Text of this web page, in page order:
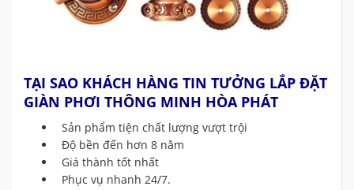
TẠI SAO KHÁCH HÀNG TIN TƯỞNG LẮP ĐẶT
GIÀN PHƠI THÔNG MINH HÒA PHÁT
Sản phẩm tiện chất lượng vượt trội
Độ bền đến hơn 8 năm
Giá thành tốt nhất
Phục vụ nhanh 24/7.